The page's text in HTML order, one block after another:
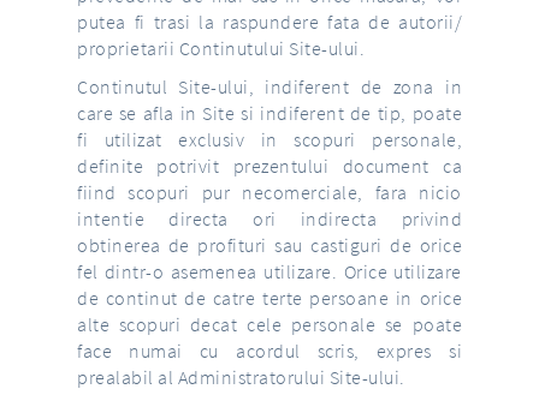
putea fi trasi la raspundere fata de autorii/
proprietarii Continutului Site-ului.
Continutul Site-ului, indiferent de zona in
care se afla in Site si indiferent de tip, poate
fi utilizat exclusiv in scopuri personale,
definite potrivit prezentului document ca
fiind scopuri pur necomerciale, fara nicio
intentie directa ori indirecta privind
obtinerea de profituri sau castiguri de orice
fel dintr-o asemenea utilizare. Orice utilizare
de continut de catre terte persoane in orice
alte scopuri decat cele personale se poate
face numai cu acordul scris, expres si
prealabil al Administratorului Site-ului.